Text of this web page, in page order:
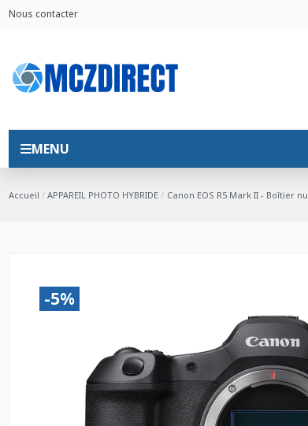
Nous contacter
MENU
Accueil APPAREIL PHOTO HYBRIDE Canon EOS R5 Mark II - Boîtier nu
-5%